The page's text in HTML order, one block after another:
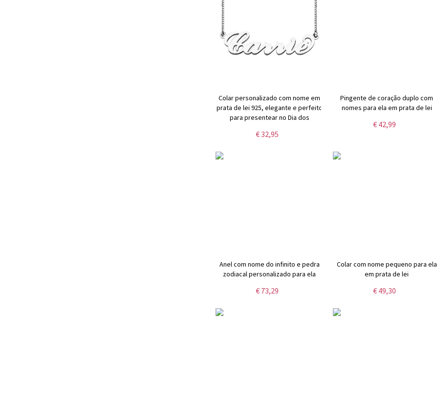
Colar personalizado com nome em
prata de lei 925, elegante e perfeito
para presentear no Dia dos
outra ocasião especial.
€ 32,95
Pingente de coração duplo com
nomes para ela em prata de lei
€ 42,99
Anel com nome do infinito e pedra
zodiacal personalizado para ela
€ 73,29
Colar com nome pequeno para ela
em prata de lei
€ 49,30